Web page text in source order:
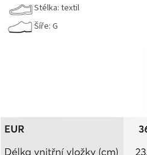
Stélka: textil
Šíře: G